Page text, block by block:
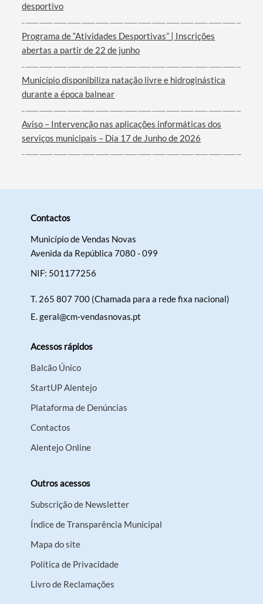
desportivo
Programa de “Atividades Desportivas” | Inscrições
abertas a partir de 22 de junho
Município disponibiliza natação livre e hidroginástica
durante a época balnear
Aviso – Intervenção nas aplicações informáticas dos
serviços municipais – Dia 17 de Junho de 2026
Contactos
Município de Vendas Novas
Avenida da República 7080 - 099
NIF: 501177256
T. 265 807 700 (Chamada para a rede fixa nacional)
E.geral@cm-vendasnovas.pt
Acessos rápidos
Balcão Único
StartUP Alentejo
Plataforma de Denúncias
Contactos
Alentejo Online
Outros acessos
Subscrição de Newsletter
Índice de Transparência Municipal
Mapa do site
Política de Privacidade
Livro de Reclamações